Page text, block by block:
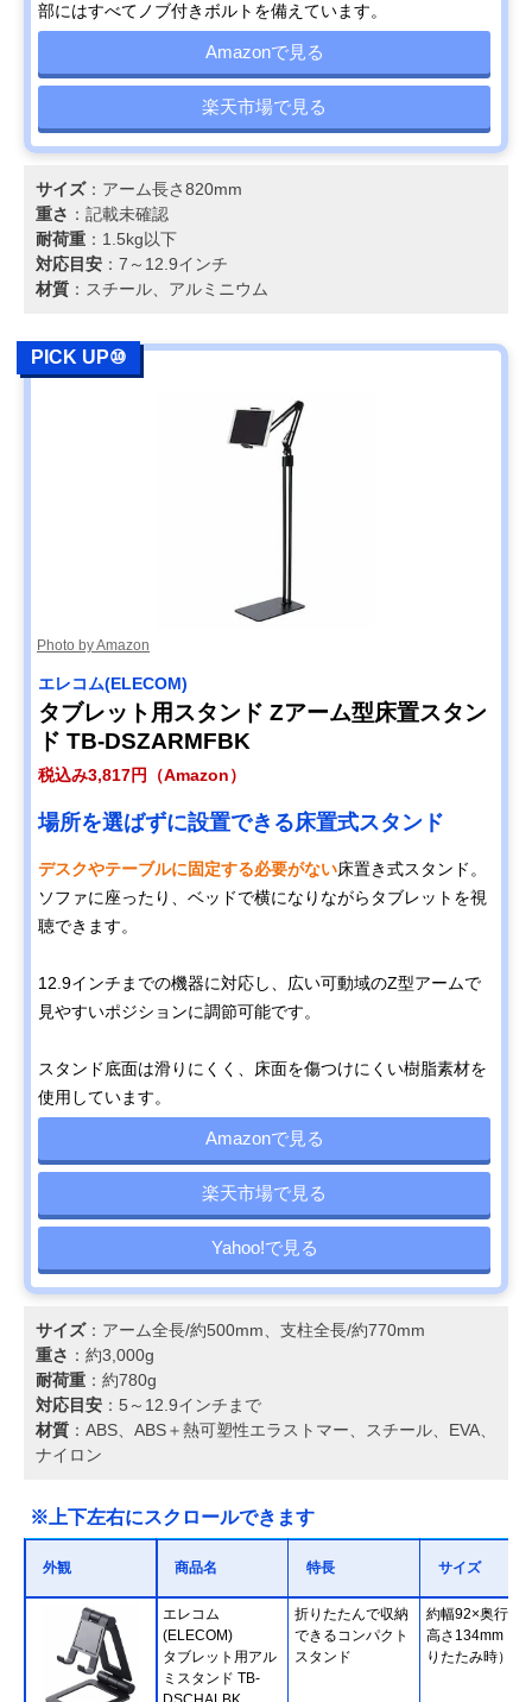
部にはすべてノブ付きボルトを備えています。
Amazonで見る
楽天市場で見る
サイズ：アーム長さ820mm
重さ ：記載未確認
耐荷重 ：1.5kg以下
対応目安 ：7～12.9インチ
材質 ：スチール、アルミニウム
PICK UP⑩
Photo by Amazon
エレコム(ELECOM)
タブレット用スタンド Zアーム型床置スタン
ド TB-DSZARMFBK
税込み3,817円（Amazon）
場所を選ばずに設置できる床置式スタンド
デスクやテーブルに固定する必要がない床置き式スタンド。
ソファに座ったり、ベッドで横になりながらタブレットを視
聴できます。
12.9インチまでの機器に対応し、広い可動域のZ型アームで
見やすいポジションに調節可能です。
スタンド底面は滑りにくく、床面を傷つけにくい樹脂素材を
使用しています。
Amazonで見る
楽天市場で見る
Yahoo!で見る
サイズ：アーム全長/約500mm、支柱全長/約770mm
重さ ：約3,000g
耐荷重 ：約780g
対応目安 ：5～12.9インチまで
材質 ：ABS、ABS＋熱可塑性エラストマー、スチール、EVA、
ナイロン
※上下左右にスクロールできます
外観 商品名 特長 サイズ
エレコム
(ELECOM)
タブレット用アル
ミスタンド TB-
折りたたんで収納
できるコンパクト
スタンド
約幅92×奥行
高さ134mm（折
りたたみ時）